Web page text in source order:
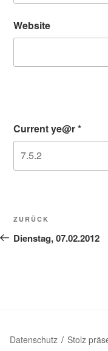
Website
Current ye@r*
Vorheriger
Beitrag
ZURÜCK
Dienstag, 07.02.2012
Datenschutz Stolz